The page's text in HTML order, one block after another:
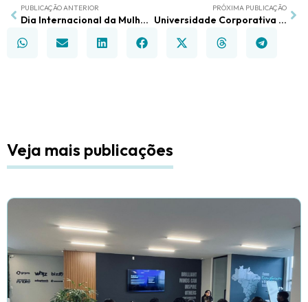
PUBLICAÇÃO ANTERIOR
Dia Internacional da Mulher nas empresas: mais do que uma data comemorativa
PRÓXIMA PUBLICAÇÃO
Universidade Corporativa e Biblioteca: Capacitando Sua Rede para o Sucesso Contínuo
Veja mais publicações